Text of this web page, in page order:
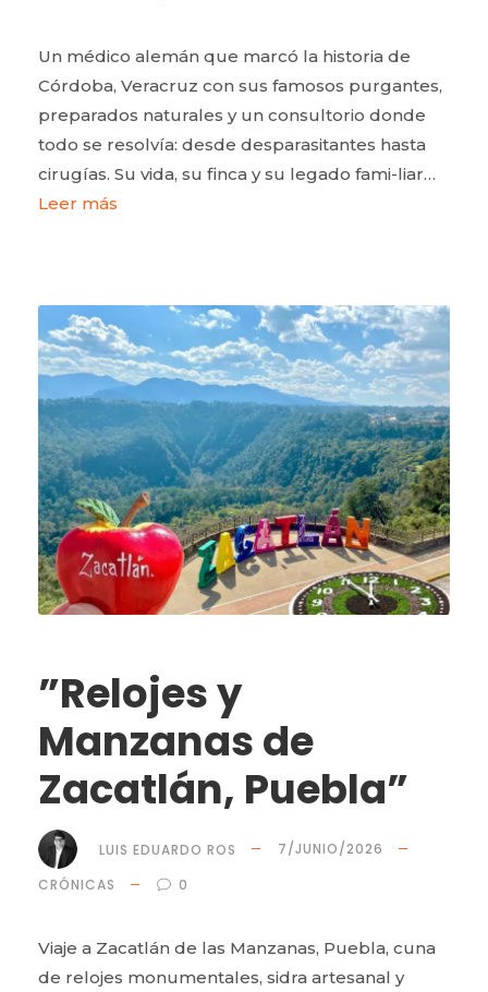
Un médico alemán que marcó la historia de
Córdoba, Veracruz con sus famosos purgantes,
preparados naturales y un consultorio donde
todo se resolvía: desde desparasitantes hasta
cirugías. Su vida, su finca y su legado fami-liar…
Leer más
”Relojes y
Manzanas de
Zacatlán, Puebla”
LUIS EDUARDO ROS
7/JUNIO/2026
CRÓNICAS
0
Viaje a Zacatlán de las Manzanas, Puebla, cuna
de relojes monumentales, sidra artesanal y